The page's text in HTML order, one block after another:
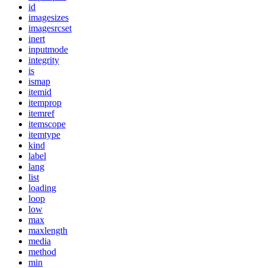
id
imagesizes
imagesrcset
inert
inputmode
integrity
is
ismap
itemid
itemprop
itemref
itemscope
itemtype
kind
label
lang
list
loading
loop
low
max
maxlength
media
method
min